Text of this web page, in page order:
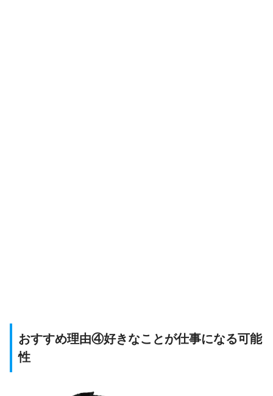
おすすめ理由④好きなことが仕事になる可能
性